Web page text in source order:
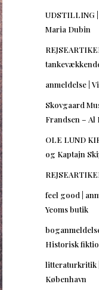
UDSTILLING
Maria Dubin
anmeldelse |
Skovgaard
Frandsen – Al
OLE LUND
og Kaptajn
feel good |
Yeoms butik
Historisk
litteraturkritik
København